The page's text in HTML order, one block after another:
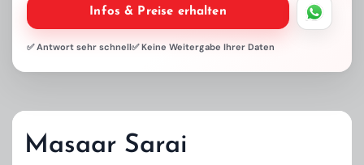
Infos & Preise erhalten
✅ Antwort sehr schnell✅ Keine Weitergabe Ihrer Daten
Masaar Sarai